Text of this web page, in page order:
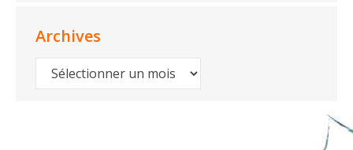
Archives
Archives